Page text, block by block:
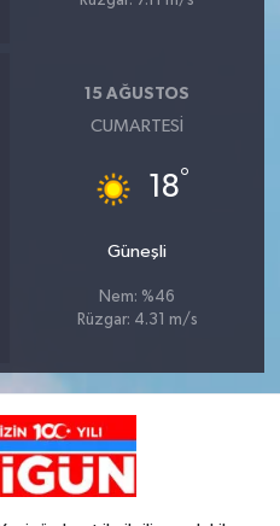
15 AĞUSTOS
CUMARTESI
18°
Güneşli
Nem: %46
Rüzgar: 4.31 m/s